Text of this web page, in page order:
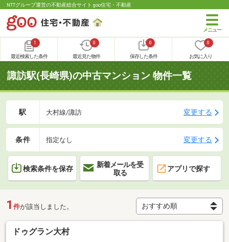
NTTグループ運営の不動産総合サイト goo住宅・不動産
1
最近検索した条件
0
最近見た物件
0
保存した条件
0
お気に入り
諏訪駅(長崎県)の中古マンション 物件一覧
駅 大村線/諏訪 変更する
条件 指定なし 変更する
検索条件を保存
新着メールを受
取る
アプリで探す
1 件が該当しました。
ドゥグラン大村